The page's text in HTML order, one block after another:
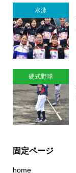
水泳
硬式野球
固定ページ
home